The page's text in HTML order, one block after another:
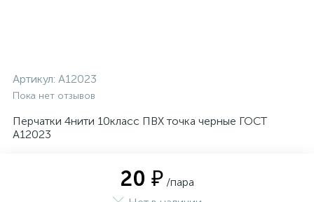
Артикул: А12023
Пока нет отзывов
Перчатки 4нити 10класс ПВХ точка черные ГОСТ
А12023
20 ₽ /пара